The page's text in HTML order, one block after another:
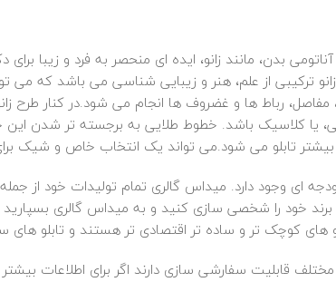
بدن، مانند زانو، ایده‌ ای منحصر به‌ فرد و زیبا
ترکیبی از علم، هنر و زیبایی‌ شناسی می باشد که می‌
رباط‌ ها و غضروف‌ ها انجام می‌ شود.در کنار طرح
تابلو می‌ شود.می‌ تواند یک انتخاب خاص و شیک
ای وجود دارد. میداس گالری تمام تولیدات خود از
خود را شخصی سازی کنید و به میداس گالری
های کوچک‌ تر و ساده‌ تر اقتصادی‌ تر هستند و تابلو های
قابلیت سفارشی سازی دارند اگر برای اطلاعات